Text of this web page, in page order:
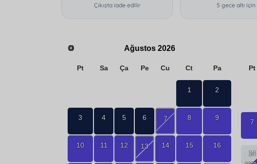
Çıkışta iade edilir 5 gece altı için
Ağustos 2026
Pt Sa Ça Pe Cu Ct Pa
1 2
3 4 5 6 7 8 9
10 11 12 13 14 15 16
Pt
7
14